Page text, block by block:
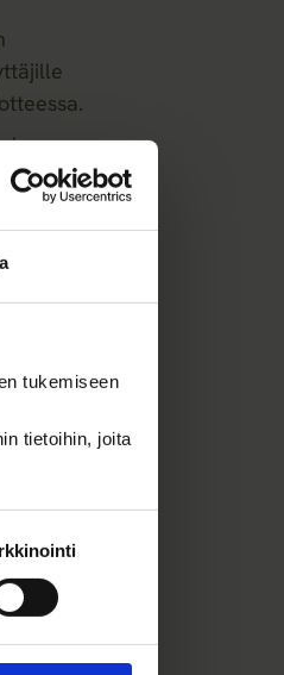
tukemiseen
tietoihin, joita